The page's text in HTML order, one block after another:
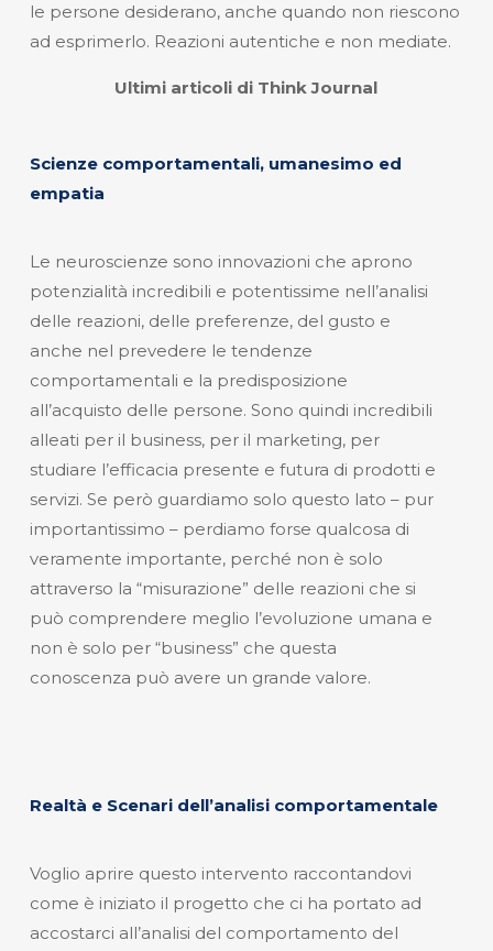
le persone desiderano, anche quando non riescono
ad esprimerlo. Reazioni autentiche e non mediate.
Ultimi articoli di Think Journal
Scienze comportamentali, umanesimo ed
empatia
Le neuroscienze sono innovazioni che aprono
potenzialità incredibili e potentissime nell’analisi
delle reazioni, delle preferenze, del gusto e
anche nel prevedere le tendenze
comportamentali e la predisposizione
all’acquisto delle persone. Sono quindi incredibili
alleati per il business, per il marketing, per
studiare l’efficacia presente e futura di prodotti e
servizi. Se però guardiamo solo questo lato – pur
importantissimo – perdiamo forse qualcosa di
veramente importante, perché non è solo
attraverso la “misurazione” delle reazioni che si
può comprendere meglio l’evoluzione umana e
non è solo per “business” che questa
conoscenza può avere un grande valore.
Realtà e Scenari dell’analisi comportamentale
Voglio aprire questo intervento raccontandovi
come è iniziato il progetto che ci ha portato ad
accostarci all’analisi del comportamento del